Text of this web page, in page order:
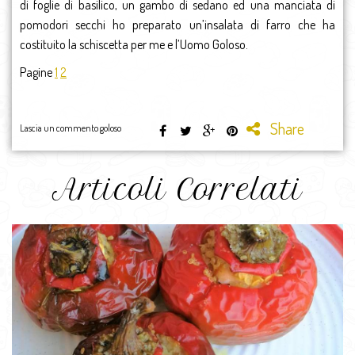
di foglie di basilico, un gambo di sedano ed una manciata di
pomodori secchi ho preparato un’insalata di farro che ha
costituito la schiscetta per me e l’Uomo Goloso.
Pagine1 2
Lascia un commento goloso Share
Articoli Correlati